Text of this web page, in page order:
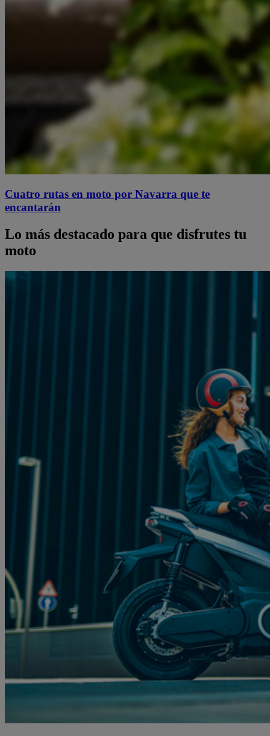
Cuatro rutas en moto por Navarra que te
encantarán
Lo más destacado para que disfrutes tu
moto